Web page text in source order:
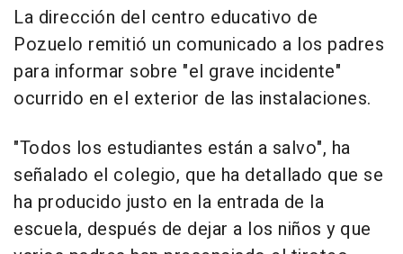
La dirección del centro educativo de
Pozuelo remitió un comunicado a los padres
para informar sobre "el grave incidente"
ocurrido en el exterior de las instalaciones.
"Todos los estudiantes están a salvo", ha
señalado el colegio, que ha detallado que se
ha producido justo en la entrada de la
escuela, después de dejar a los niños y que